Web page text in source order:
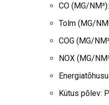
CO (MG/
Tolm (MG/
COG (MG/
NOX (MG/
Kütus põlev: